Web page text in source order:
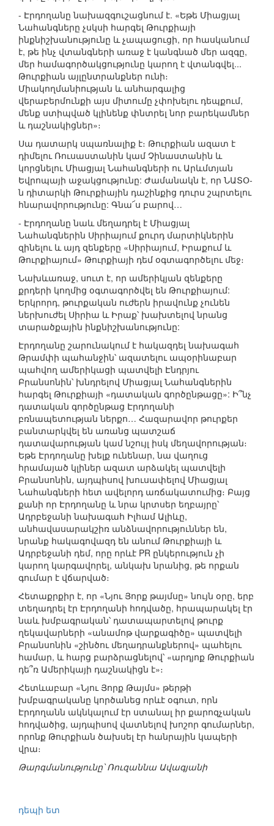
- Էրդողանը նախազգուշացնում է. «Եթե Միացյալ
Նահանգները չսկսի հարգել Թուրքիայի
ինքնիշխանությունը և չապացուցի, որ հասկանում
է, թե ինչ վտանգների առաջ է կանգնած մեր ազգը,
մեր համագործակցությունը կարող է վտանգվել...
Թուրքիան այլընտրանքներ ունի։
Միակողմանիության և անհարգալից
վերաբերմունքի այս միտումը չփոխելու դեպքում,
մենք ստիպված կլինենք փնտրել նոր բարեկամներ
և դաշնակիցներ»։
Սա դատարկ սպառնալիք է։ Թուրքիան ազատ է
դիմելու Ռուսաստանին կամ Չինաստանին և
կորցնելու Միացյալ Նահանգների ու Արևմտյան
Եվրոպայի աջակցությունը: Ժամանակն է, որ ՆԱՏՕ-
ն դիտարկի Թուրքիային դաշինքից դուրս շպրտելու
հնարավորությունը: Գնա՜ս բարով…
- Էրդողանը նաև մեղադրել է Միացյալ
Նահանգներին Սիրիայում քուրդ մարտիկներին
զինելու և այդ զենքերը «Սիրիայում, Իրաքում և
Թուրքիայում» Թուրքիայի դեմ օգտագործելու մեջ։
Նախևառաջ, սուտ է, որ ամերիկյան զենքերը
քրդերի կողմից օգտագործվել են Թուրքիայում:
Երկրորդ, թուրքական ուժերն իրավունք չունեն
ներխուժել Սիրիա և Իրաք՝ խախտելով նրանց
տարածքային ինքնիշխանությունը:
Էրդողանը շարունակում է հակազդել նախագահ
Թրամփի պահանջին՝ ազատելու ապօրինաբար
պահվող ամերիկացի պատվելի Էնդրյու
Բրանսոնին՝ խնդրելով Միացյալ Նահանգներին
հարգել Թուրքիայի «դատական գործընթացը»: Ի՞նչ
դատական գործընթաց Էրդողանի
բռնապետության ներքո… Հազարավոր թուրքեր
բանտարկվել են առանց պատշաճ
դատավարության կամ նշույլ իսկ մեղավորության։
Եթե Էրդողանը խելք ունենար, նա վաղուց
հրամայած կլիներ ազատ արձակել պատվելի
Բրանսոնին, այդպիսով խուսափելով Միացյալ
Նահանգների հետ ավելորդ առճակատումից։ Բայց
քանի որ Էրդողանը և նրա կրտսեր եղբայրը՝
Ադրբեջանի նախագահ Իլհամ Ալիևը,
անհավասարակշիռ անձնավորություններ են,
նրանք հակագովազդ են անում Թուրքիայի և
Ադրբեջանի դեմ, որը որևէ PR ընկերություն չի
կարող կարգավորել, անկախ նրանից, թե որքան
գումար է վճարված։
Հետաքրքիր է, որ «Նյու Յորք թայմսը» նույն օրը, երբ
տեղադրել էր Էրդողանի հոդվածը, հրապարակել էր
նաև խմբագրական՝ դատապարտելով թուրք
ղեկավարների «անամոթ վարքագիծը» պատվելի
Բրանսոնին «շինծու մեղադրանքներով» պահելու
համար, և հարց բարձրացնելով՝ «արդյոք Թուրքիան
դե՞ռ Ամերիկայի դաշնակիցն է»։
Հետևաբար «Նյու Յորք Թայմս» թերթի
խմբագրականը կործանեց որևէ օգուտ, որն
Էրդողանն ակնկալում էր ստանալ իր քարոզչական
հոդվածից, այդպիսով վատնելով խոշոր գումարներ,
որոնք Թուրքիան ծախսել էր հանրային կապերի
վրա։
Թարգմանությունը՝ Ռուզաննա Ավագյանի
դեպի ետ